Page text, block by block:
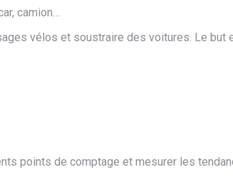
camion…
vélos et soustraire des voitures. Le but
points de comptage et mesurer les